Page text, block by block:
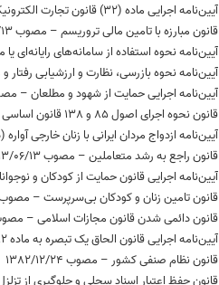
قانون مبارزه با تامین مالی تروریسم – مصوب 1394/11/13
قانون راجع به رشد متعاملین – مصوب 1313/06/13
قانون نظام صنفی کشور – مصوب 1382/12/24